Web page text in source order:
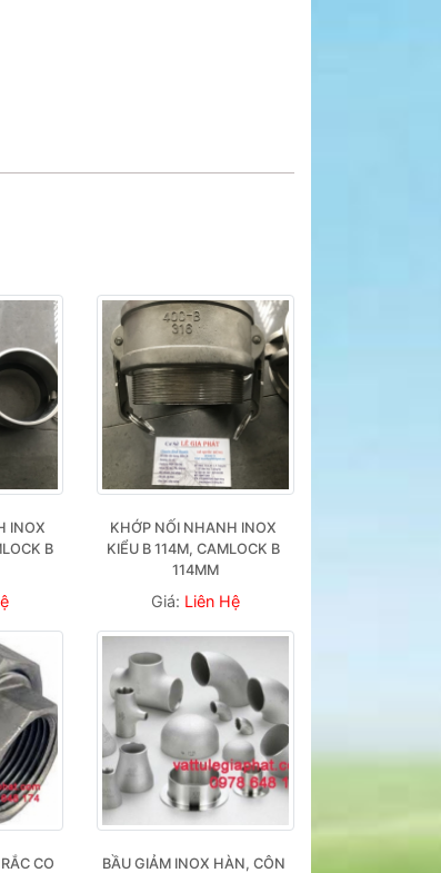
INOX
B
KHỚP NỐI NHANH INOX
KIỂU B 114M, CAMLOCK B
114MM
Giá: Liên Hệ
CO
BẦU GIẢM INOX HÀN, CÔN